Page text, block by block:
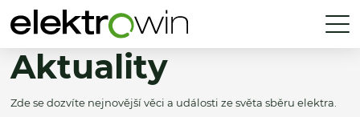
Aktuality
Zde se dozvíte nejnovější věci a události ze světa sběru elektra.